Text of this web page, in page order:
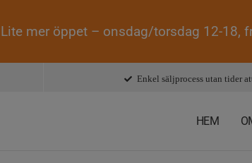
Lite mer öppet – onsdag/torsdag 12-18,
Enkel säljprocess utan tider
HEM